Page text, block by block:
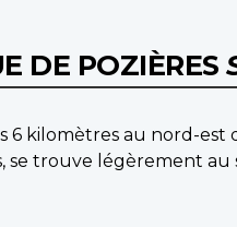
DE POZIÈRES
6 kilomètres au nord-
trouve légèrement